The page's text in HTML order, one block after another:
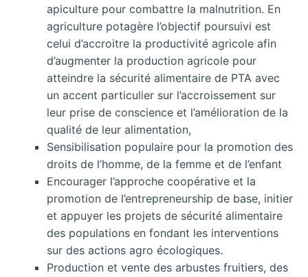
apiculture pour combattre la malnutrition. En
agriculture potagère l’objectif poursuivi est
celui d’accroitre la productivité agricole afin
d’augmenter la production agricole pour
atteindre la sécurité alimentaire de PTA avec
un accent particulier sur l’accroissement sur
leur prise de conscience et l’amélioration de la
qualité de leur alimentation,
Sensibilisation populaire pour la promotion des
droits de l’homme, de la femme et de l’enfant
Encourager l’approche coopérative et la
promotion de l’entrepreneurship de base, initier
et appuyer les projets de sécurité alimentaire
des populations en fondant les interventions
sur des actions agro écologiques.
Production et vente des arbustes fruitiers, des